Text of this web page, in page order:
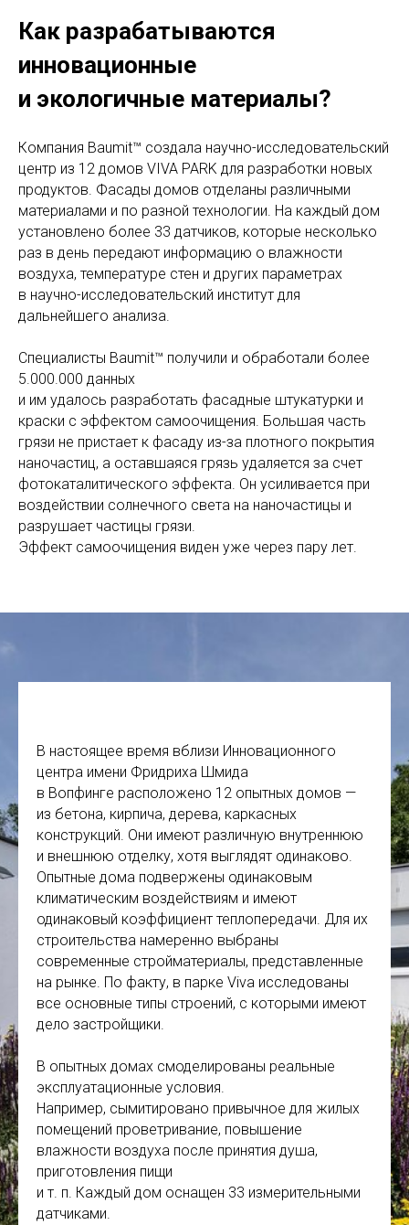
Как разрабатываются
инновационные
и экологичные материалы?
Компания Baumit™ создала научно-исследовательский
центр из 12 домов VIVA PARK для разработки новых
продуктов. Фасады домов отделаны различными
материалами и по разной технологии. На каждый дом
установлено более 33 датчиков, которые несколько
раз в день передают информацию о влажности
воздуха, температуре стен и других параметрах
в научно-исследовательский институт для
дальнейшего анализа.
Специалисты Baumit™ получили и обработали более
5.000.000 данных
и им удалось разработать фасадные штукатурки и
краски с эффектом самоочищения. Большая часть
грязи не пристает к фасаду из-за плотного покрытия
наночастиц, а оставшаяся грязь удаляется за счет
фотокаталитического эффекта. Он усиливается при
воздействии солнечного света на наночастицы и
разрушает частицы грязи.
Эффект самоочищения виден уже через пару лет.
В настоящее время вблизи Инновационного
центра имени Фридриха Шмида
в Вопфинге расположено 12 опытных домов —
из бетона, кирпича, дерева, каркасных
конструкций. Они имеют различную внутреннюю
и внешнюю отделку, хотя выглядят одинаково.
Опытные дома подвержены одинаковым
климатическим воздействиям и имеют
одинаковый коэффициент теплопередачи. Для их
строительства намеренно выбраны
современные стройматериалы, представленные
на рынке. По факту, в парке Viva исследованы
все основные типы строений, с которыми имеют
дело застройщики.
В опытных домах смоделированы реальные
эксплуатационные условия.
Например, сымитировано привычное для жилых
помещений проветривание, повышение
влажности воздуха после принятия душа,
приготовления пищи
и т. п. Каждый дом оснащен 33 измерительными
датчиками.